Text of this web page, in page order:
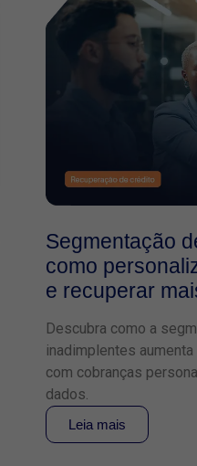
Segmentação
como
e recuperar
Descubra como a
inadimplentes
com cobranças
dados.
Leia mais